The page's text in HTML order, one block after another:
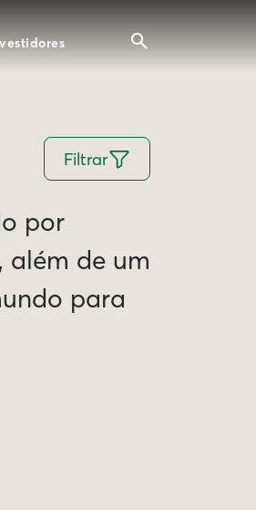
Filtrar
por
além de um
para